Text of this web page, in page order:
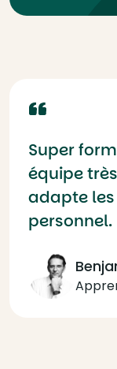
Super
équipe
adapte
personnel.